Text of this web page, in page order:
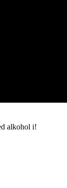
alkohol i!